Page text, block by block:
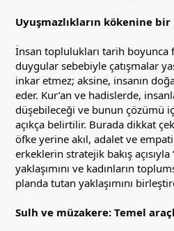
Uyuşmazlıkların kökenine bir
İnsan toplulukları tarih boyunca
duygular sebebiyle çatışmalar
inkar etmez; aksine, insanın
eder. Kur’an ve hadislerde,
düşebileceği ve bunun çözümü
açıkça belirtilir. Burada dikkat
öfke yerine akıl, adalet ve empati
erkeklerin stratejik bakış
yaklaşımını ve kadınların
planda tutan yaklaşımını
Sulh ve müzakere: Temel